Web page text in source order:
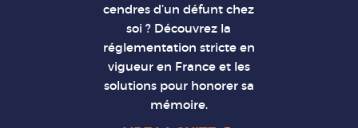
cendres d’un défunt chez
soi ? Découvrez la
réglementation stricte en
vigueur en France et les
solutions pour honorer sa
mémoire.